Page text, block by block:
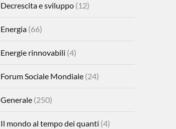
Decrescita e sviluppo(12)
Energia(66)
Energie rinnovabili (4)
Forum Sociale Mondiale(24)
Generale(250)
Il mondo al tempo dei quanti (4)